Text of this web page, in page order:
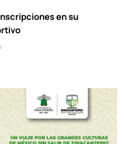
en su